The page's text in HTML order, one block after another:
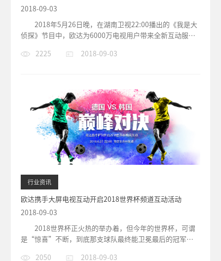
2018-09-03
2018年5月26日晚，在湖南卫视22:00播出的《我是大
侦探》节目中，欧达为6000万电视用户带来全新互动服
2225
2018-09-03
行业资讯
欧达携手大屏电视互动开启2018世界杯频道互动活动
2018-09-03
2018世界杯正火热的举办着，但今年的世界杯，可谓
是“惊喜”不断，到底那支球队最终能卫冕最后的冠军
2050
2018-09-03